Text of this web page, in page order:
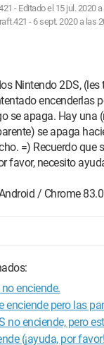
- Editado el 15 jul. 2020
- 6 sept. 2020 a las
Nintendo 2DS,
encenderlas
se apaga. Hay una
se apaga
=) Recuerdo que
favor, necesito
/ Chrome
enciende.
enciende pero las
no enciende, pero
(¡ayuda, por